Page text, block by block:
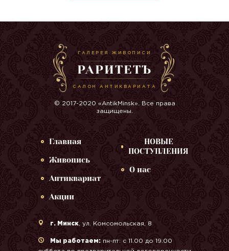
ГАЛЕРЕЯ ЖИВОПИСИ
РАРИТЕТЪ
САЛОН АНТИКВАРИАТА
© 2017-2020 «AntikMinsk». Все права
защищены.
Главная
Живопись
Антиквариат
Акции
НОВЫЕ
ПОСТУПЛЕНИЯ
О нас
г. Минск , ул. Комсомольская, 8
Мы работаем: пн-пт: с 11.00 до 19.00